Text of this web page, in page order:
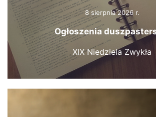
8 sierpnia 2026 r.
Ogłoszenia
XIX Niedziela Zwykła